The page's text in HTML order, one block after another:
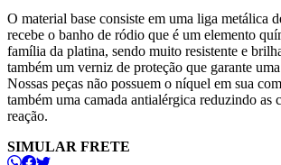
O material base consiste em uma liga metálica
recebe o banho de ródio que é um elemento
família da platina, sendo muito resistente e
também um verniz de proteção que garante
Nossas peças não possuem o níquel em sua
também uma camada antialérgica reduzindo as
reação.
SIMULAR FRETE